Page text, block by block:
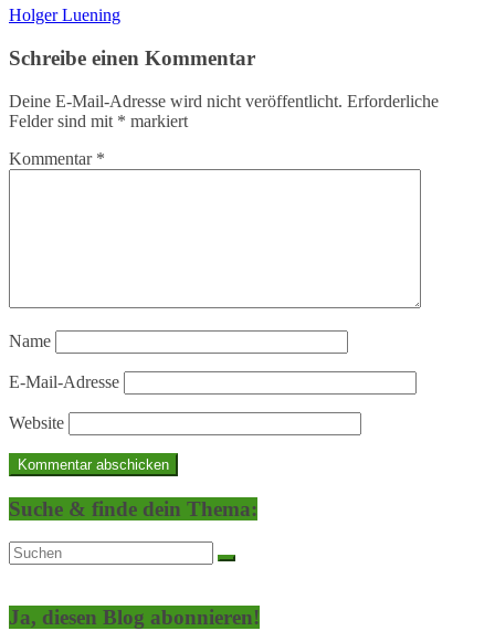
Holger Luening
Schreibe einen Kommentar
Deine E-Mail-Adresse wird nicht veröffentlicht. Erforderliche
Felder sind mit * markiert
Kommentar *
Name
E-Mail-Adresse
Website
Suche & finde dein Thema:
Ja, diesen Blog abonnieren!